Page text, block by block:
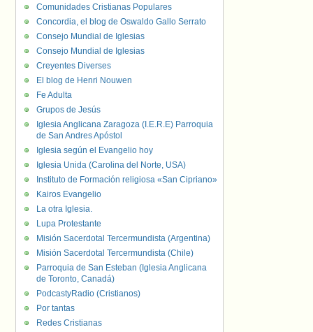
Comunidades Cristianas Populares
Concordia, el blog de Oswaldo Gallo Serrato
Consejo Mundial de Iglesias
Consejo Mundial de Iglesias
Creyentes Diverses
El blog de Henri Nouwen
Fe Adulta
Grupos de Jesús
Iglesia Anglicana Zaragoza (I.E.R.E) Parroquia
de San Andres Apóstol
Iglesia según el Evangelio hoy
Iglesia Unida (Carolina del Norte, USA)
Instituto de Formación religiosa «San Cipriano»
Kairos Evangelio
La otra Iglesia.
Lupa Protestante
Misión Sacerdotal Tercermundista (Argentina)
Misión Sacerdotal Tercermundista (Chile)
Parroquia de San Esteban (Iglesia Anglicana
de Toronto, Canadá)
PodcastyRadio (Cristianos)
Por tantas
Redes Cristianas